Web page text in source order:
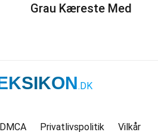
Grau Kæreste Med
.DK
DMCA Privatlivspolitik Vilkår